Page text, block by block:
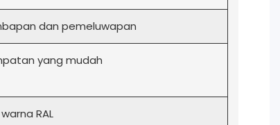
dan pemeluwapan
yang mudah
RAL